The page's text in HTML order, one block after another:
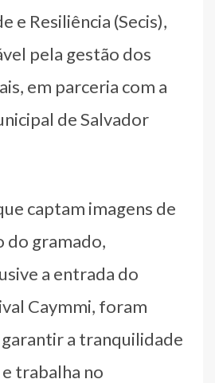
e Resiliência (Secis),
pela gestão dos
em parceria com a
de Salvador
captam imagens de
do gramado,
a entrada do
Caymmi, foram
a tranquilidade
trabalha no